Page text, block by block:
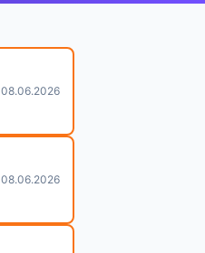
08.06.2026
08.06.2026